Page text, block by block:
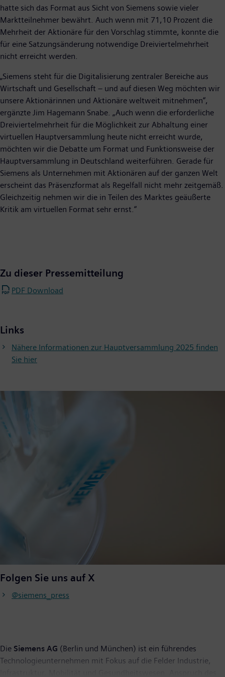
hatte sich das Format aus Sicht von Siemens sowie vieler
Marktteilnehmer bewährt. Auch wenn mit 71,10 Prozent die
Mehrheit der Aktionäre für den Vorschlag stimmte, konnte die
für eine Satzungsänderung notwendige Dreiviertelmehrheit
nicht erreicht werden.
„Siemens steht für die Digitalisierung zentraler Bereiche aus
Wirtschaft und Gesellschaft – und auf diesen Weg möchten wir
unsere Aktionärinnen und Aktionäre weltweit mitnehmen“,
ergänzte Jim Hagemann Snabe. „Auch wenn die erforderliche
Dreiviertelmehrheit für die Möglichkeit zur Abhaltung einer
virtuellen Hauptversammlung heute nicht erreicht wurde,
möchten wir die Debatte um Format und Funktionsweise der
Hauptversammlung in Deutschland weiterführen. Gerade für
Siemens als Unternehmen mit Aktionären auf der ganzen Welt
erscheint das Präsenzformat als Regelfall nicht mehr zeitgemäß.
Gleichzeitig nehmen wir die in Teilen des Marktes geäußerte
Kritik am virtuellen Format sehr ernst.“
Zu dieser Pressemitteilung
PDF Download
Links
Nähere Informationen zur Hauptversammlung 2025 finden
Sie hier
Folgen Sie uns auf X
@siemens_press
Die Siemens AG (Berlin und München) ist ein führendes
Technologieunternehmen mit Fokus auf die Felder Industrie,